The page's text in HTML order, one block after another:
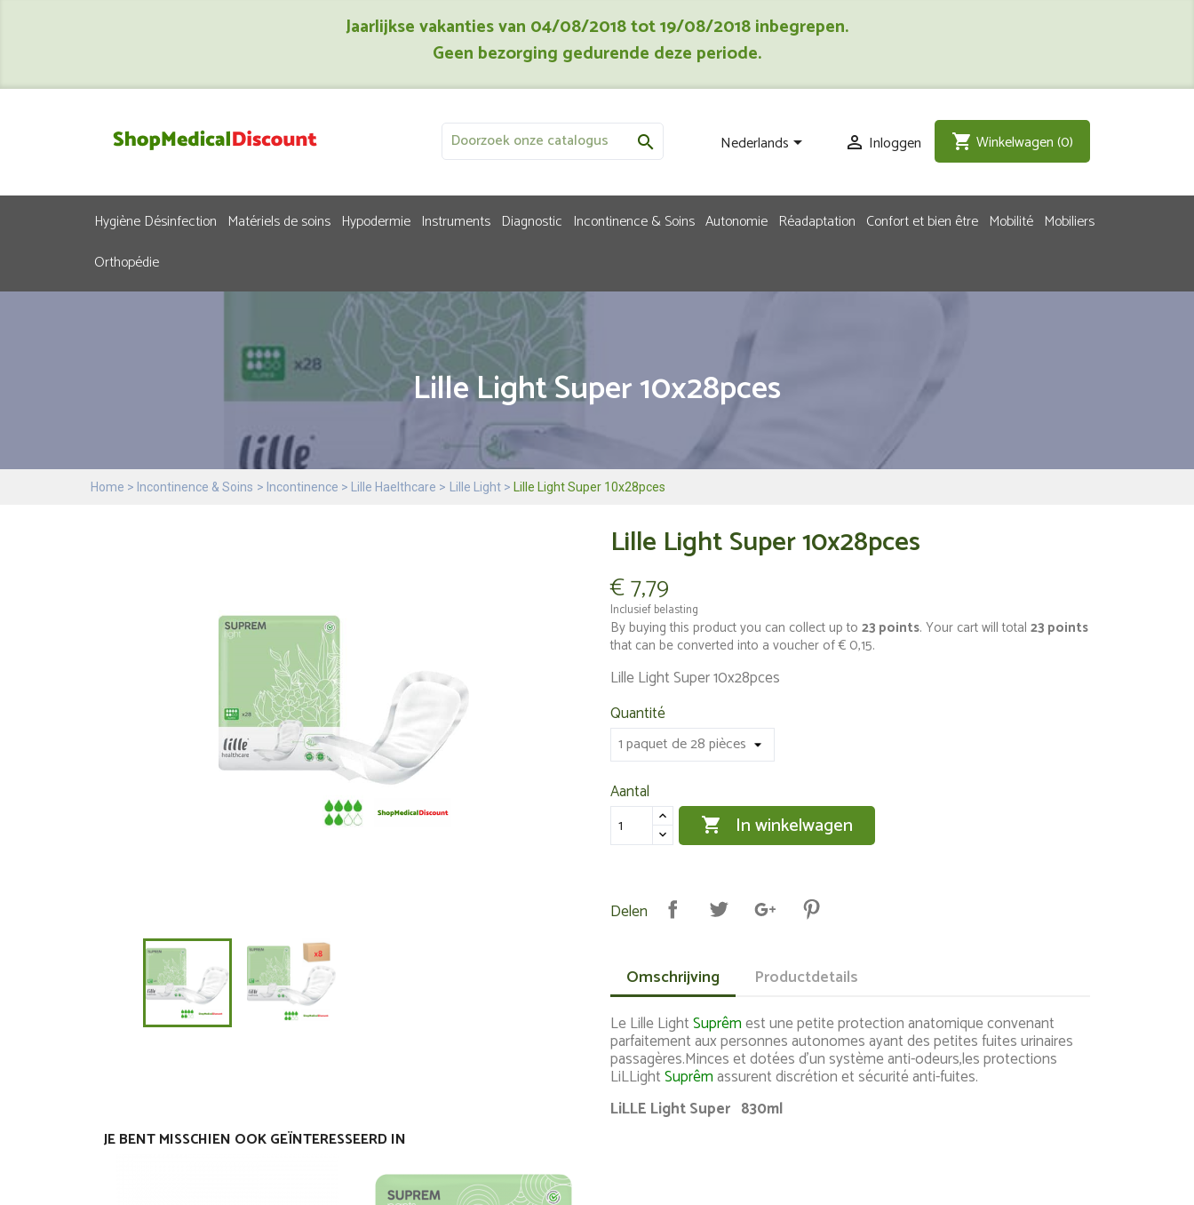
Jaarlijkse vakanties van 04/08/2018 tot 19/08/2018 inbegrepen.
Geen bezorging gedurende deze periode.
 Nederlands  Inloggen shopping_cart Winkelwagen(0)
Hygiène Désinfection Matériels de soins Hypodermie Instruments Diagnostic Incontinence & Soins Autonomie Réadaptation Confort et bien être Mobilité Mobiliers
Orthopédie
Lille Light Super 10x28pces
Home Incontinence & Soins Incontinence Lille Haelthcare Lille Light Lille Light Super 10x28pces
Lille Light Super 10x28pces
€ 7,79
Inclusief belasting
By buying this product you can collect up to 23 points. Your cart will total 23 points
that can be converted into a voucher of€ 0,15.
Lille Light Super 10x28pces
Quantité
Aantal
 In winkelwagen
Delen
Omschrijving Productdetails
Le Lille LightSuprêmest une petite protection anatomique convenant
parfaitement aux personnes autonomes ayant des petites fuites urinaires
passagères.Minces et dotées d'un système anti-odeurs,les protections
LiLLightSuprêmassurent discrétion et sécurité anti-fuites.
LiLLE Light Super 830ml
JE BENT MISSCHIEN OOK GEÏNTERESSEERD IN